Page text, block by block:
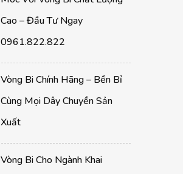
Cao – Đầu Tư Ngay
0961.822.822
Vòng Bi Chính Hãng – Bền Bỉ
Cùng Mọi Dây Chuyền Sản
Xuất
Vòng Bi Cho Ngành Khai